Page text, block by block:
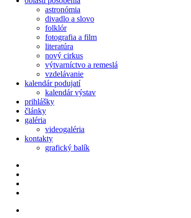
astronómia
divadlo a slovo
folklór
fotografia a film
literatúra
nový cirkus
výtvarníctvo a remeslá
vzdelávanie
kalendár podujatí
kalendár výstav
prihlášky
články
galéria
videogaléria
kontakty
grafický balík